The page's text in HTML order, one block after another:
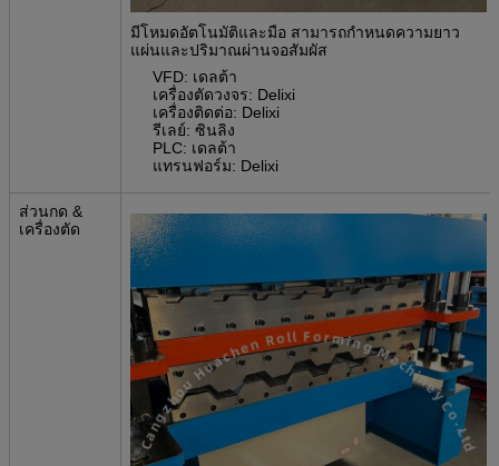
มีโหมดอัตโนมัติและมือ สามารถกําหนดความยาว
แผ่นและปริมาณผ่านจอสัมผัส
VFD: เดลต้า
เครื่องตัดวงจร: Delixi
เครื่องติดต่อ: Delixi
รีเลย์: ซินลิง
PLC: เดลต้า
แทรนฟอร์ม: Delixi
ส่วนกด &
เครื่องตัด